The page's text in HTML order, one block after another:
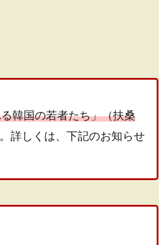
韓国の若者たち」（扶桑
詳しくは、下記のお知らせ